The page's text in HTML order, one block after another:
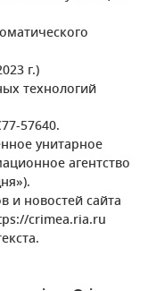
г.)
технологий
57640.
унитарное
агентство
и новостей сайта
crimea.ria.ru